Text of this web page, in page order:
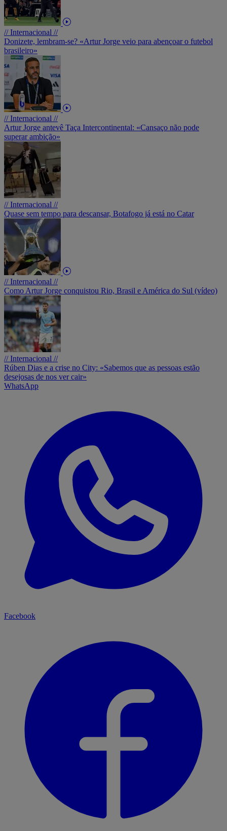
// Internacional //
Donizete, lembram-se? «Artur Jorge veio para abençoar o futebol
brasileiro»
// Internacional //
Artur Jorge antevê Taça Intercontinental: «Cansaço não pode
superar ambição»
// Internacional //
Quase sem tempo para descansar, Botafogo já está no Catar
// Internacional //
Como Artur Jorge conquistou Rio, Brasil e América do Sul (vídeo)
// Internacional //
Rúben Dias e a crise no City: «Sabemos que as pessoas estão
desejosas de nos ver cair»
WhatsApp
Facebook